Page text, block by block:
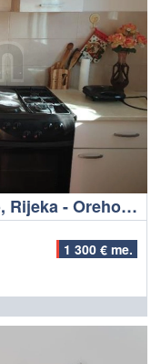
Appartamento, 90 m2, Affitto, Rijeka - Orehovica
1 300 € me.